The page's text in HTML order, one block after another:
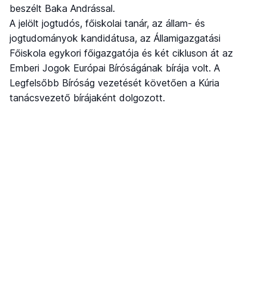
beszélt Baka Andrással.
A jelölt jogtudós, főiskolai tanár, az állam- és
jogtudományok kandidátusa, az Államigazgatási
Főiskola egykori főigazgatója és két cikluson át az
Emberi Jogok Európai Bíróságának bírája volt. A
Legfelsőbb Bíróság vezetését követően a Kúria
tanácsvezető bírájaként dolgozott.